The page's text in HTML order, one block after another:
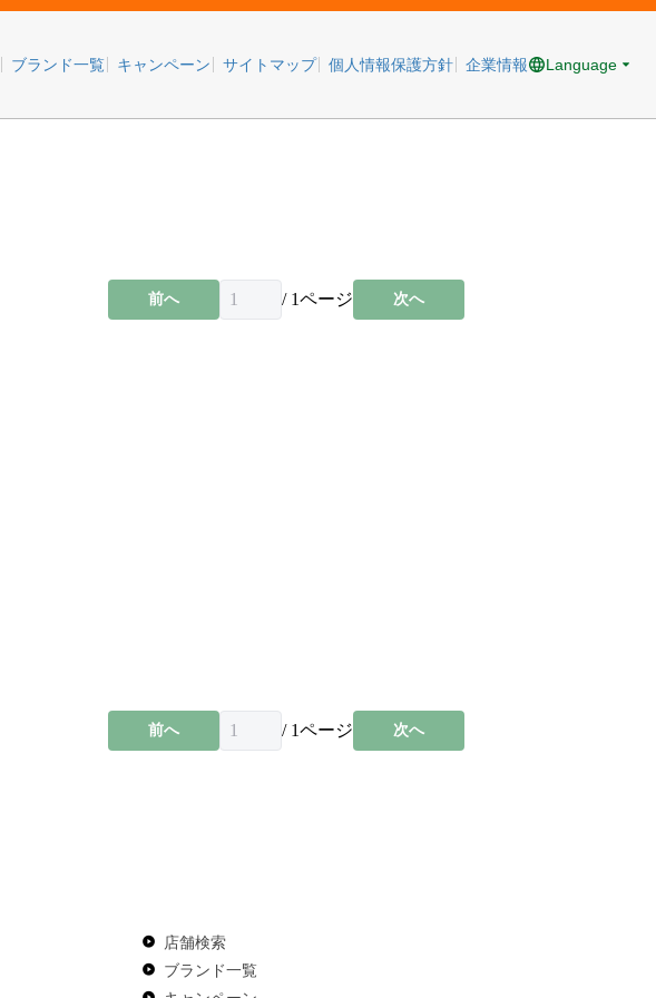
ブランド一覧 キャンペーン サイトマップ 個人情報保護方針 企業情報 Language
前へ / 1ページ 次へ
前へ / 1ページ 次へ
店舗検索
ブランド一覧